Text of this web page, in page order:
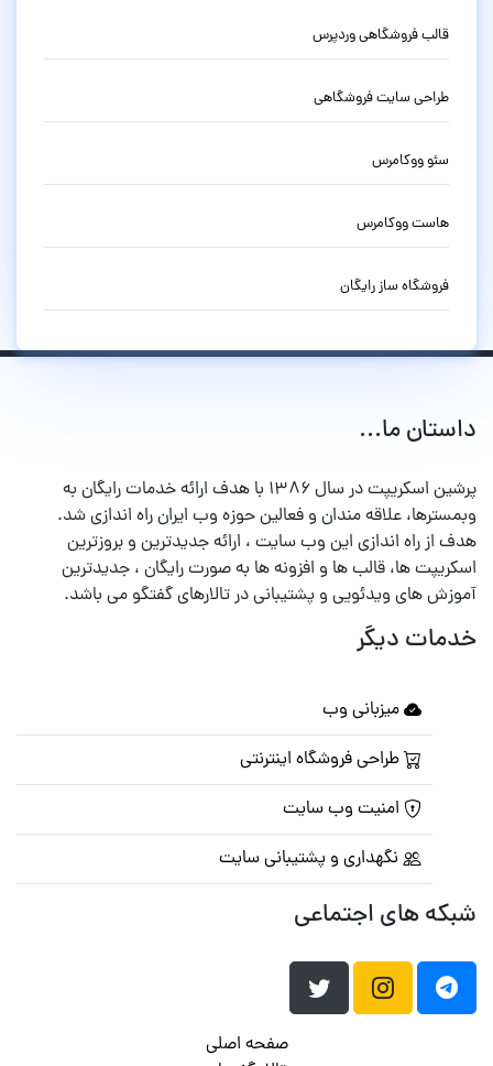
قالب فروشگاهی وردپرس
طراحی سایت فروشگاهی
سئو ووکامرس
هاست ووکامرس
فروشگاه ساز رایگان
داستان ما...
پرشین اسکریپت در سال ۱۳۸۶ با هدف ارائه خدمات رایگان به
وبمسترها، علاقه مندان و فعالین حوزه وب ایران راه اندازی شد.
هدف از راه اندازی این وب سایت ، ارائه جدیدترین و بروزترین
اسکریپت ها، قالب ها و افزونه ها به صورت رایگان ، جدیدترین
آموزش های ویدئویی و پشتیبانی در تالارهای گفتگو می باشد.
خدمات دیگر
میزبانی وب
طراحی فروشگاه اینترنتی
امنیت وب سایت
نگهداری و پشتیبانی سایت
شبکه های اجتماعی
صفحه اصلی